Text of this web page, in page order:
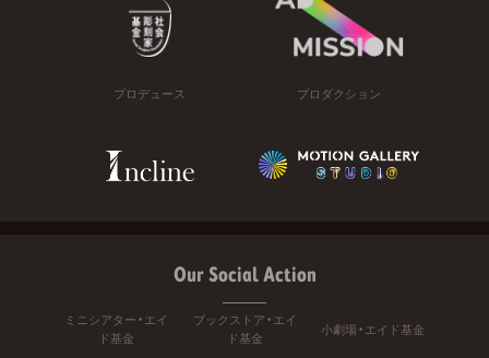
プロデュース プロダクション
Our Social Action
ミニシアター・エイ
ド基金
ブックストア・エイ
ド基金
小劇場・エイド基金